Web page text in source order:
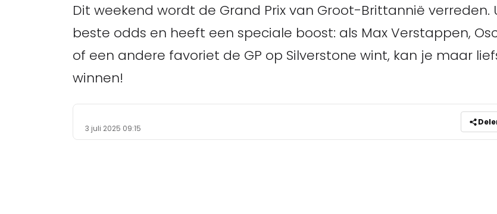
Dit weekend wordt de Grand Prix van Groot-Brittannië
beste odds en heeft een speciale boost: als Max Verstappen,
of een andere favoriet de GP op Silverstone wint, kan je maar
winnen!
3 juli 2025 09:15